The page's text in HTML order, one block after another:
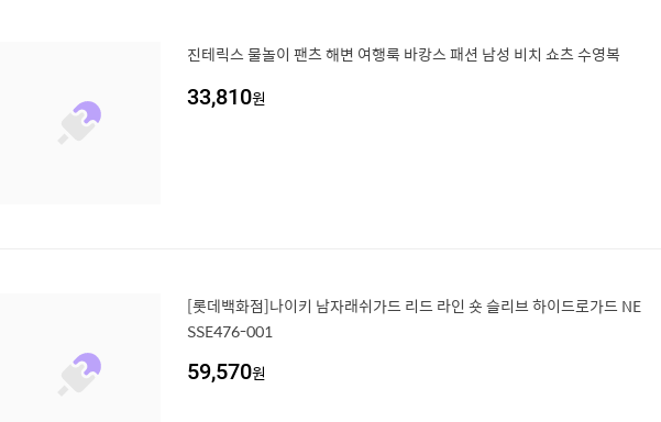
진테릭스 물놀이 팬츠 해변 여행룩 바캉스 패션 남성 비치 쇼츠 수영복
33,810원
[롯데백화점]나이키 남자래쉬가드 리드 라인 숏 슬리브 하이드로가드 NE
SSE476-001
59,570원